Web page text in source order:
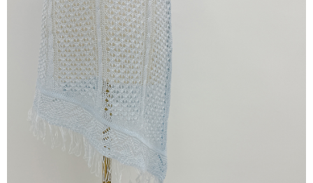
2. Pilihan kaedah pembayaran "Pembayaran Ansuran Gogo", selepas
pesanan ditubuhkan, akan secara automatik dialihkan ke proses
transaksi Gogo, selepas pengesahan nombor telefon, pilih bilangan
ansuran yang diingini, tarikh akhir pembayaran, dan setelah
mengesahkan pembayaran, transaksi akan selesai.
3. Jumlah kelulusan sebenar, bilangan ansuran dan jumlah bayaran
adalah berdasarkan halaman pengesahan transaksi seterusnya.
4. Dalam masa 30 minit selepas pesanan ditubuhkan, jika tidak pergi
untuk mengesahkan transaksi atau jika tidak lulus semakan, pesanan
akan dibatalkan secara automatik. Jika terdapat situasi "pindah untuk
semakan khusus" yang tidak lulus, ini menunjukkan bahawa sistem
penilaian tidak mencukupi, tiada penjelasan mengenai kandungan
penilaian boleh diberikan.
peribadi yang disenaraikan seperti di atas akan dikumpul dan digunakan
oleh AFTEE, sila jangan gunakan perkhidmatan ini.